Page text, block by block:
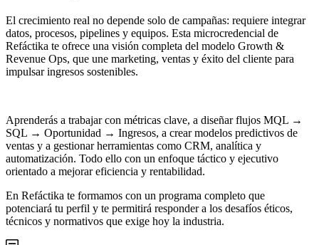
El crecimiento real no depende solo de campañas: requiere integrar
datos, procesos, pipelines y equipos. Esta microcredencial de
Refáctika te ofrece una visión completa del modelo Growth &
Revenue Ops, que une marketing, ventas y éxito del cliente para
impulsar ingresos sostenibles.
Aprenderás a trabajar con métricas clave, a diseñar flujos MQL →
SQL → Oportunidad → Ingresos, a crear modelos predictivos de
ventas y a gestionar herramientas como CRM, analítica y
automatización. Todo ello con un enfoque táctico y ejecutivo
orientado a mejorar eficiencia y rentabilidad.
En Refáctika te formamos con un programa completo que
potenciará tu perfil y te permitirá responder a los desafíos éticos,
técnicos y normativos que exige hoy la industria.